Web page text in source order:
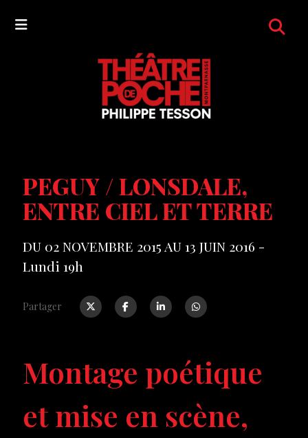
PEGUY / LONSDALE,
ENTRE CIEL ET TERRE
DU 02 NOVEMBRE 2015 AU 13 JUIN 2016 -
Lundi 19h
Partager
Montage poétique
et mise en scène,